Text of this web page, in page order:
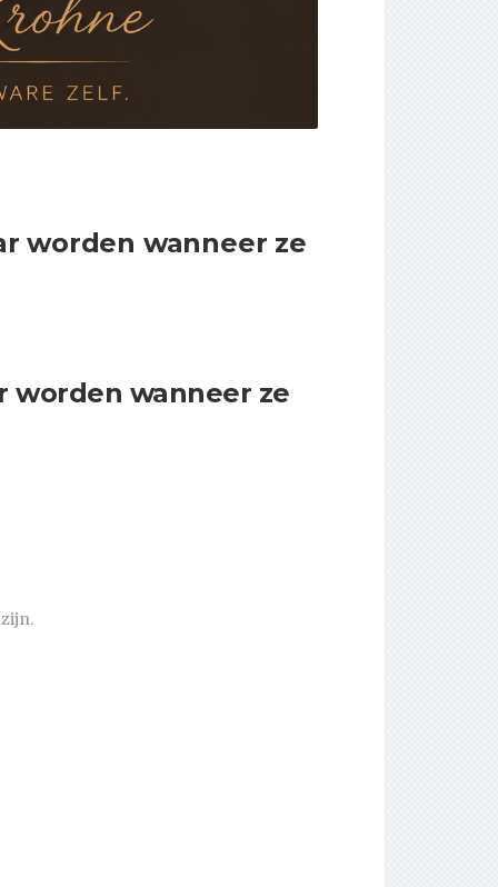
worden wanneer ze
worden wanneer ze